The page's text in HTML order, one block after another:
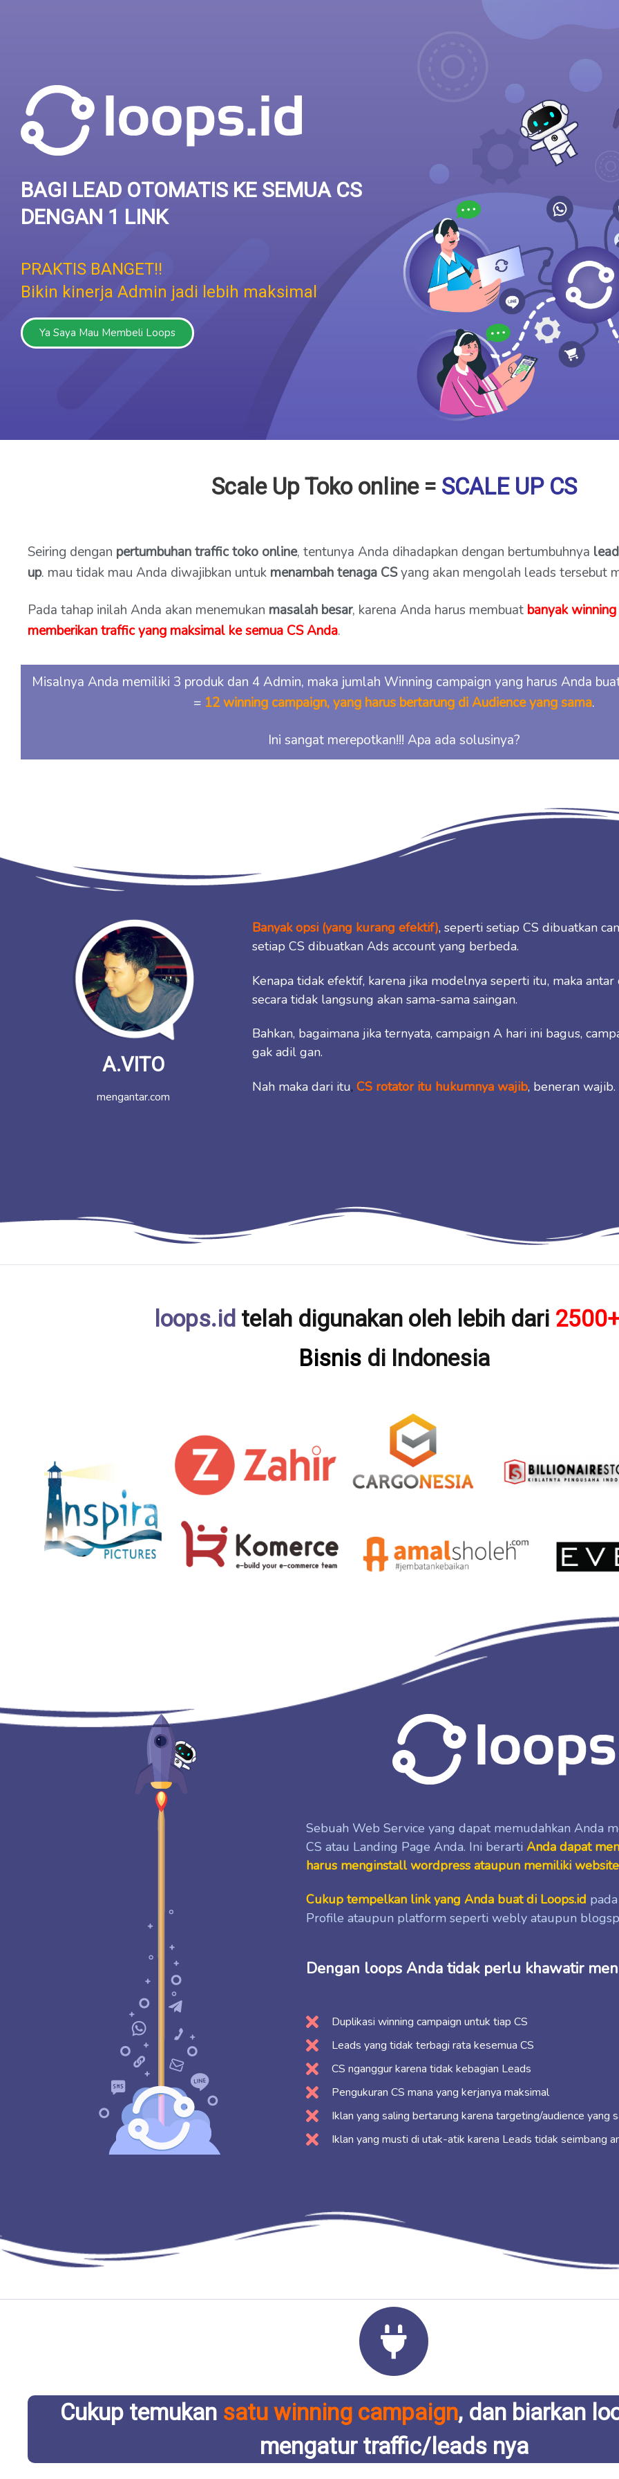
BAGI LEAD OTOMATIS KE SEMUA CS
DENGAN 1 LINK
PRAKTIS BANGET!!
Bikin kinerja Admin jadi lebih maksimal
Ya Saya Mau Membeli Loops
Scale Up Toko online = SCALE UP CS
Seiring dengan pertumbuhan traffic toko online, tentunya Anda dihadapkan dengan bertumbuhnya
up. mau tidak mau Anda diwajibkan untuk menambah tenaga CSyang akan mengolah leads tersebut
Pada tahap inilah Anda akan menemukan masalah besar, karena Anda harus membuat banyak
memberikan traffic yang maksimal ke semua CS Anda.
Misalnya Anda memiliki 3 produk dan 4 Admin, maka jumlah Winning campaign yang harus Anda
= 12 winning campaign, yang harus bertarung di Audience yang sama.
Ini sangat merepotkan!!! Apa ada solusinya?
A.VITO
mengantar.com
Banyak opsi (yang kurang efektif), seperti setiap CS dibuatkan
setiap CS dibuatkan Ads account yang berbeda.
Kenapa tidak efektif, karena jika modelnya seperti itu, maka antar
secara tidak langsung akan sama-sama saingan.
Bahkan, bagaimana jika ternyata, campaign A hari ini bagus,
gak adil gan.
Nah maka dari itu, CS rotator itu hukumnya wajib, beneran wajib.
loops.id telah digunakan oleh lebih dari
Bisnisdi Indonesia
Sebuah Web Service yang dapat memudahkan Anda
CS atau Landing Page Anda. Ini berarti Anda dapat
harus menginstall wordpress ataupun memiliki
Cukup tempelkan link yang Anda buat di Loops.id
Profile ataupun platform seperti webly ataupun
Dengan loops Anda tidak perlu khawatir
Duplikasi winning campaign untuk tiap CS
Leads yang tidak terbagi rata kesemua CS
CS nganggur karena tidak kebagian Leads
Pengukuran CS mana yang kerjanya maksimal
Iklan yang saling bertarung karena targeting/audience yang
Iklan yang musti di utak-atik karena Leads tidak seimbang
Cukup temukan satu winning campaign, dan biarkan
mengatur traffic/leads nya